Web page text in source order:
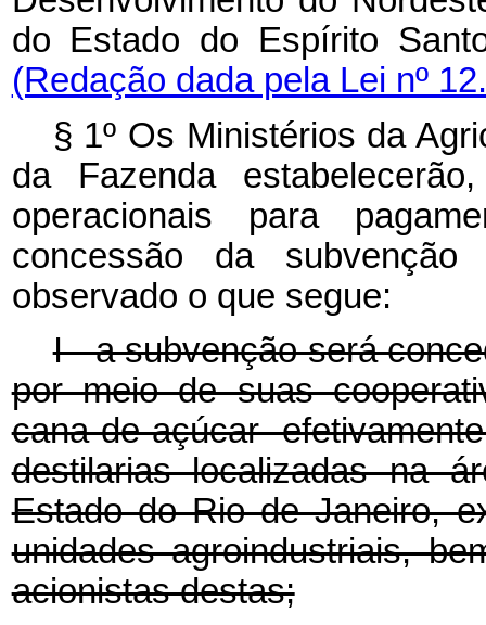
do Estado do Espírito
(Redação dada pela Lei nº
§ 1º Os Ministérios da
da Fazenda
operacionais para
concessão da
observado o que segue:
I - a subvenção será
por meio de suas
cana-de-açúcar
destilarias localizadas na
Estado do Rio de Janeiro,
unidades agroindustriais,
acionistas destas;